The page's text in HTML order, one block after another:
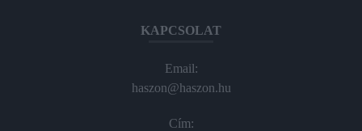
KAPCSOLAT
Email:
haszon@haszon.hu
Cím: